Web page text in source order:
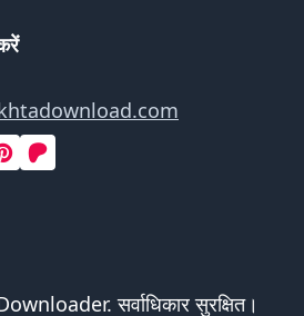
सर्वाधिकार सुरक्षित।